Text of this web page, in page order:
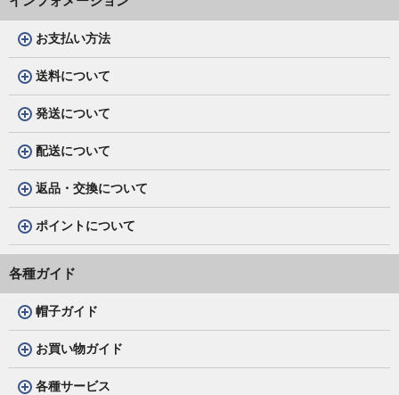
お支払い方法
送料について
発送について
配送について
返品・交換について
ポイントについて
各種ガイド
帽子ガイド
お買い物ガイド
各種サービス